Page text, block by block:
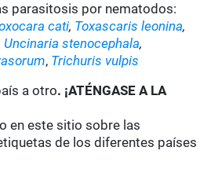
parasitosis por nematodos:
cati, Toxascaris leonina,
Uncinaria stenocephala,
, Trichuris vulpis
a otro. ¡ATÉNGASE A LA
en este sitio sobre las
de los diferentes países